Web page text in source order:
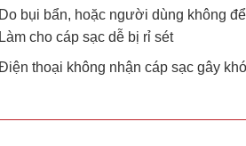
Do bụi bẩn, hoặc người dùng không
Làm cho cáp sạc dễ bị rỉ sét
thoại không nhận cáp sạc gây